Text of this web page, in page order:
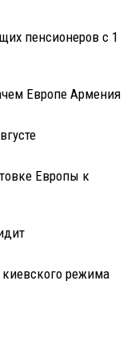
пенсионеров с 1
Европе Армения
Европы к
режима